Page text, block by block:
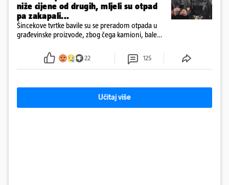
niže cijene od drugih, mljeli su otpad
pa zakapali...
Šincekove tvrtke bavile su se preradom otpada u
građevinske proizvode, zbog čega kamioni, bale
22 125
Učitaj više